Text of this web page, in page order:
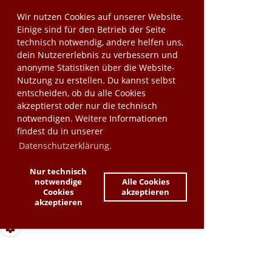
Wir nutzen Cookies auf unserer Website.
Einige sind für den Betrieb der Seite
technisch notwendig, andere helfen uns,
dein Nutzererlebnis zu verbessern und
anonyme Statistiken über die Website-
Nutzung zu erstellen. Du kannst selbst
entscheiden, ob du alle Cookies
akzeptierst oder nur die technisch
notwendigen. Weitere Informationen
findest du in unserer
Datenschutzerklärung.
Nur technisch
notwendige
Cookies
akzeptieren
Alle Cookies
akzeptieren